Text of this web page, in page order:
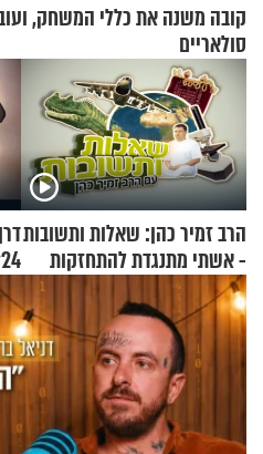
קובה משנה את כללי המשחק,
סולאריים
הרב זמיר כהן: שאלות ותשובות
- אשתי מתנגדת להתחזקות
שלי
#24